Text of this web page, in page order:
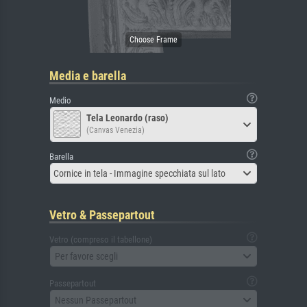
Media e barella
Medio
Tela Leonardo (raso)
(Canvas Venezia)
Barella
Cornice in tela - Immagine specchiata sul lato
Vetro & Passepartout
Vetro (compreso il tabellone)
Per favore scegli
Passepartout
Nessun Passepartout